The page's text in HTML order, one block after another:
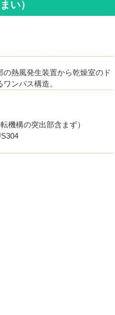
い）
熱風発生装置から乾燥室のド
ンパス構造。
機構の突出部含まず）